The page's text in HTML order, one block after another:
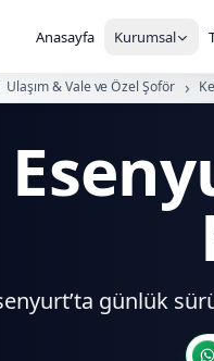
Anasayfa Kurumsal
Ulaşım & Vale ve Özel Şoför
günlük